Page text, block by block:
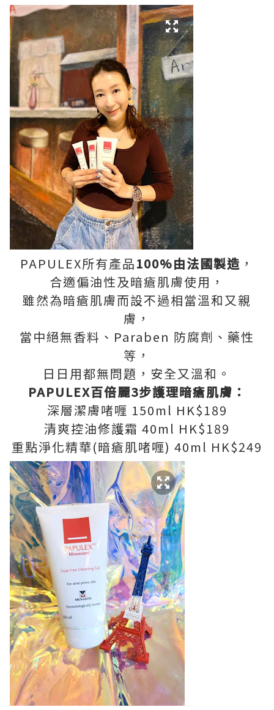
PAPULEX所有產品100%由法國製造 ，
合適偏油性及暗瘡肌膚使用，
雖然為暗瘡肌膚而設不過相當溫和又親
膚，
當中絕無香料、Paraben 防腐劑、藥性
等，
日日用都無問題，安全又溫和。
PAPULEX百倍麗3步護理暗瘡肌膚：
深層潔膚啫喱 150ml HK$189
清爽控油修護霜 40ml HK$189
重點淨化精華(暗瘡肌啫喱) 40ml HK$249